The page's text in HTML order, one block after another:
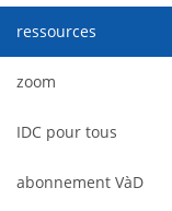
ressources
zoom
IDC pour tous
abonnement VàD